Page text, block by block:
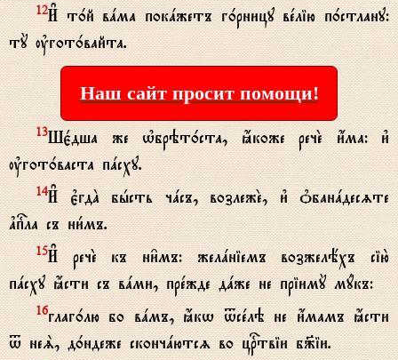
12И# т0й вaма покaжетъ г0рницу вeлію п0стлану:
тY ўгот0вайта.
Наш сайт просит помощи!
13Шє1дша же њбрэт0ста, ћкоже речE и4ма: и3
ўгот0васта пaсху.
14И# є3гдA бhсть чaсъ, возлежE, и3 nбанaдесzте
ґпcла съ ни1мъ.
15И# речE къ ни6мъ: желaніемъ возжелёхъ сію2
пaсху ћсти съ вaми, прeжде дaже не пріимY мyкъ:
16глаг0лю бо вaмъ, ћкw tсeлэ не и4мамъ ћсти
t неS, д0ндеже скончaютсz во цrтвіи б9іи.